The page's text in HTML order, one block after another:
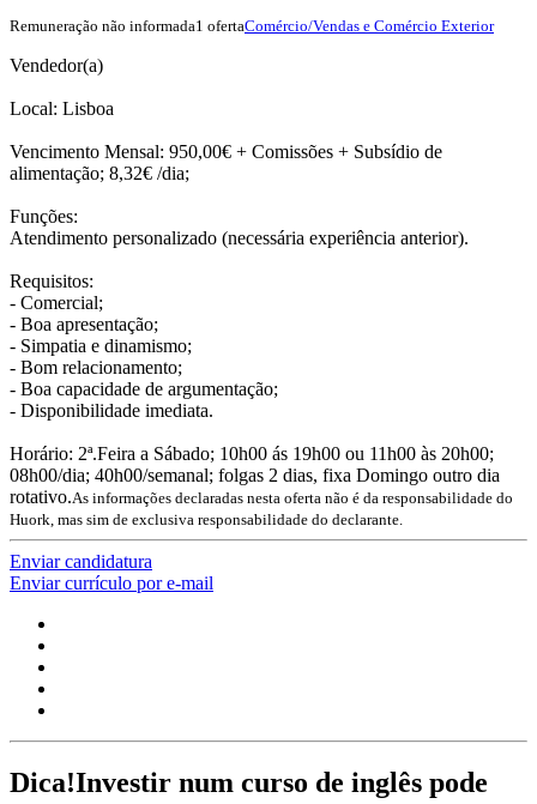
Remuneração não informada1 ofertaComércio/Vendas e Comércio Exterior
Vendedor(a)
Local: Lisboa
Vencimento Mensal: 950,00€ + Comissões + Subsídio de
alimentação; 8,32€ /dia;
Funções:
Atendimento personalizado (necessária experiência anterior).
Requisitos:
- Comercial;
- Boa apresentação;
- Simpatia e dinamismo;
- Bom relacionamento;
- Boa capacidade de argumentação;
- Disponibilidade imediata.
Horário: 2ª.Feira a Sábado; 10h00 ás 19h00 ou 11h00 às 20h00;
08h00/dia; 40h00/semanal; folgas 2 dias, fixa Domingo outro dia
rotativo.As informações declaradas nesta oferta não é da responsabilidade do
Huork, mas sim de exclusiva responsabilidade do declarante.
Enviar candidatura
Enviar currículo por e-mail
Dica!Investir num curso de inglês pode